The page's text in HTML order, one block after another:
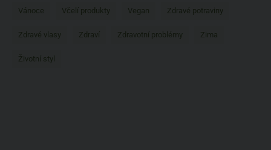
Vánoce Včelí produkty Vegan Zdravé potraviny
Zdravé vlasy Zdraví Zdravotní problémy Zima
Životní styl